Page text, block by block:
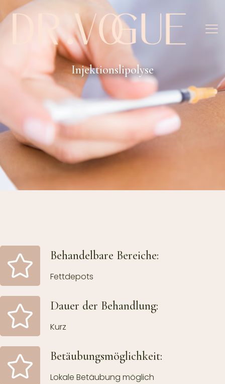
Injektionslipolyse
Behandelbare Bereiche:
Fettdepots
Dauer der Behandlung:
Kurz
Betäubungsmöglichkeit:
Lokale Betäubung möglich